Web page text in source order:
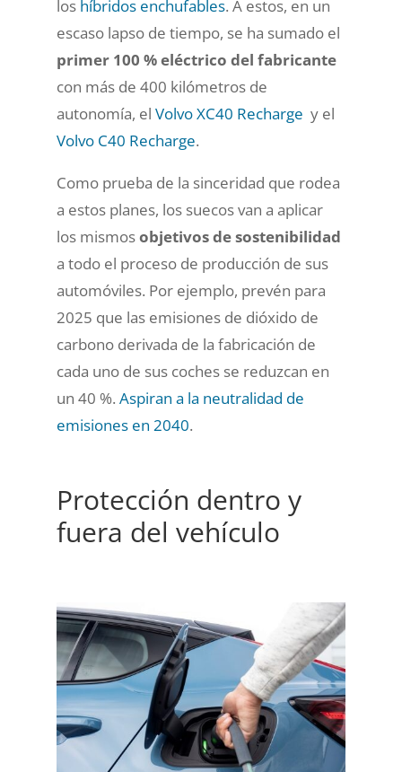
los híbridos enchufables. A estos, en un
escaso lapso de tiempo, se ha sumado el
primer 100 % eléctrico del fabricante
con más de 400 kilómetros de
autonomía, el Volvo XC40 Recharge y el
Volvo C40 Recharge.
Como prueba de la sinceridad que rodea
a estos planes, los suecos van a aplicar
los mismosobjetivos de sostenibilidad
a todo el proceso de producción de sus
automóviles. Por ejemplo, prevén para
2025 que las emisiones de dióxido de
carbono derivada de la fabricación de
cada uno de sus coches se reduzcan en
un 40 %. Aspiran a la neutralidad de
emisiones en 2040.
Protección dentro y
fuera del vehículo